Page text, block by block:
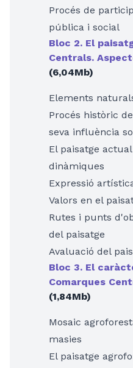
Procés de
pública i social
Bloc 2. El
Centrals.
(6,04Mb)
Elements
Procés històric
seva influència
El paisatge
dinàmiques
Expressió
Valors en el
Rutes i punts
del paisatge
Avaluació del
Bloc 3. El
Comarques
(1,84Mb)
Mosaic
masies
El paisatge